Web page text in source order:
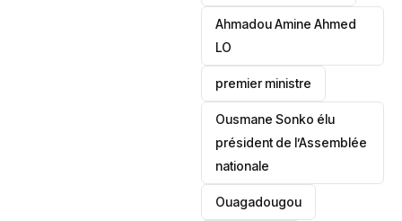
Ahmadou Amine Ahmed
LO
premier ministre
Ousmane Sonko élu
président de l’Assemblée
nationale
‎Ouagadougou